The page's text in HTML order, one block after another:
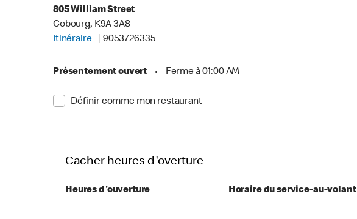
805 William Street
Cobourg, K9A 3A8
Itinéraire
9053726335
Présentement ouvert • Ferme à 01:00 AM
Définir comme mon restaurant
Cacher heures d'overture
Heures d'ouverture Horaire du service-au-volant